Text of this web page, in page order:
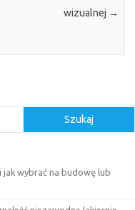
wizualnej →
Szukaj
wybrać na budowę lub